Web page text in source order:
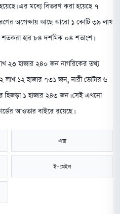
এর মধ্যে বিতরণ করা হয়েছে ৭
অপেক্ষায় আছে আরো ১ কোটি ৩৯ লাখ
হার ৮৪ দশমিক ০৪ শতাংশ।
২৩ হাজার ২৪০ জন নাগরিকের তথ্য
১২ হাজার ৭৩১ জন, নারী ভোটার ৬
১ হাজার ২৪৩ জন। সেই এখনো
আওতার বাইরে রয়েছে।
এক্স
ই-মেইল